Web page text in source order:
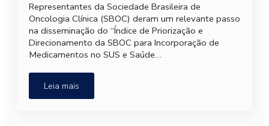
Representantes da Sociedade Brasileira de
Oncologia Clínica (SBOC) deram um relevante passo
na disseminação do “Índice de Priorização e
Direcionamento da SBOC para Incorporação de
Medicamentos no SUS e Saúde…
Leia mais